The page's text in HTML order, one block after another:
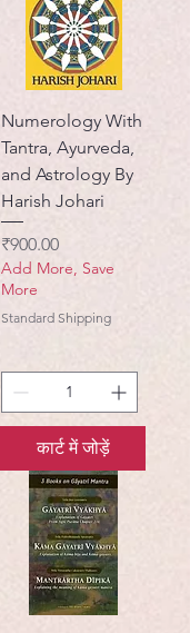
Numerology With
Tantra, Ayurveda,
and Astrology By
Harish Johari
मूल्य
₹900.00
Add More, Save
More
Standard Shipping
कार्ट में जोड़ें